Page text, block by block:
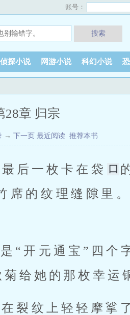
账号：
搜索
侦探小说 网游小说 科幻小说
28章 归宗
→ 下一页 最近阅读 推荐本书
后一枚卡在袋
席的纹理缝隙里
“开元通宝”四个
给她的那枚幸运
裂纹上轻轻摩挲